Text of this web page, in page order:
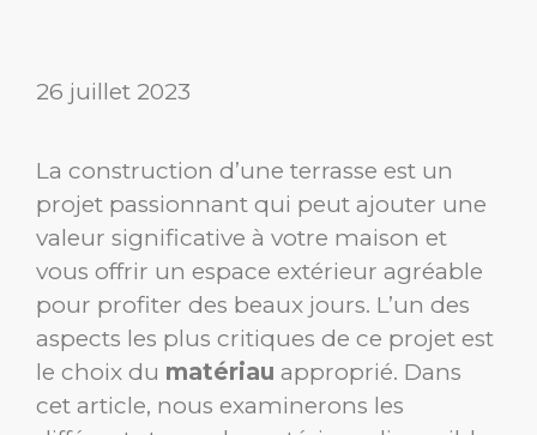
26 juillet 2023
La construction d’une terrasse est un
projet passionnant qui peut ajouter une
valeur significative à votre maison et
vous offrir un espace extérieur agréable
pour profiter des beaux jours. L’un des
aspects les plus critiques de ce projet est
le choix du matériau approprié. Dans
cet article, nous examinerons les